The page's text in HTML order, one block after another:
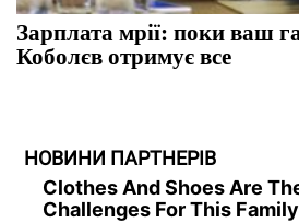
Зарплата мрії: поки ваш
Коболєв отримує все
НОВИНИ ПАРТНЕРІВ
Clothes And Shoes Are
Challenges For This